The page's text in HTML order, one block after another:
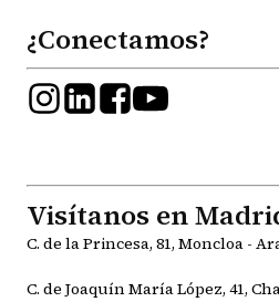
¿Conectamos?
Visítanos en
C. de la Princesa, 81, Moncloa -
C. de Joaquín María López, 41,